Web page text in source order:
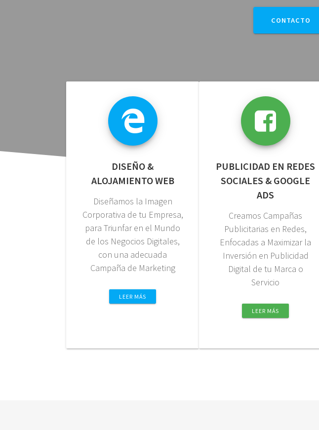
CONTACTO
DISEÑO &
ALOJAMIENTO WEB
Diseñamos la Imagen
Corporativa de tu Empresa,
para Triunfar en el Mundo
de los Negocios Digitales,
con una adecuada
Campaña de Marketing
LEER MÁS
PUBLICIDAD EN REDES
SOCIALES & GOOGLE
ADS
Creamos Campañas
Publicitarias en Redes,
Enfocadas a Maximizar la
Inversión en Publicidad
Digital de tu Marca o
Servicio
LEER MÁS